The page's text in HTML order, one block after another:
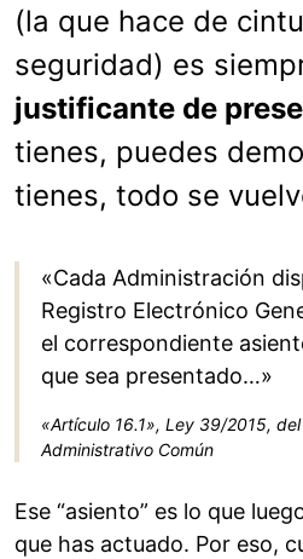
(la que hace de
seguridad) es
justificante de
tienes, puedes
tienes, todo se
«Cada Administración
Registro Electrónico
el correspondiente
que sea presentado…»
«Artículo 16.1», Ley 39/2015,
Administrativo Común
Ese “asiento” es lo que
que has actuado. Por eso,